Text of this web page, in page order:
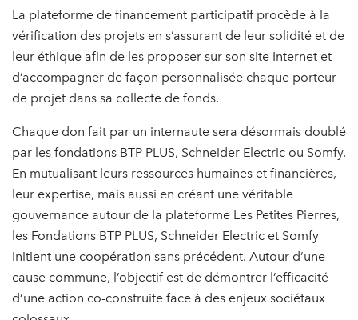
La plateforme de financement participatif procède à la
vérification des projets en s’assurant de leur solidité et de
leur éthique afin de les proposer sur son site Internet et
d’accompagner de façon personnalisée chaque porteur
de projet dans sa collecte de fonds.
Chaque don fait par un internaute sera désormais doublé
par les fondations BTP PLUS, Schneider Electric ou Somfy.
En mutualisant leurs ressources humaines et financières,
leur expertise, mais aussi en créant une véritable
gouvernance autour de la plateforme Les Petites Pierres,
les Fondations BTP PLUS, Schneider Electric et Somfy
initient une coopération sans précédent. Autour d’une
cause commune, l’objectif est de démontrer l’efficacité
d’une action co-construite face à des enjeux sociétaux